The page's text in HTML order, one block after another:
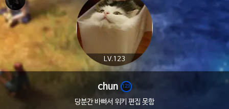
LV.123
chun 123
당분간 바빠서 위키 편집 못함